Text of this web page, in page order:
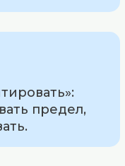
предел,